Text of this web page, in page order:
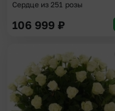
Сердце из 251 розы
106 999 ₽